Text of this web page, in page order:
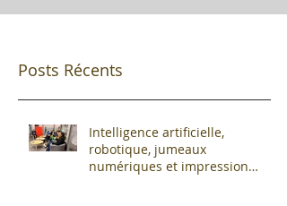
Posts Récents
Intelligence artificielle,
robotique, jumeaux
numériques et impression